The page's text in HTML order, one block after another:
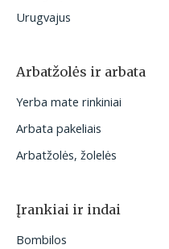
Urugvajus
Arbatžolės ir arbata
Yerba mate rinkiniai
Arbata pakeliais
Arbatžolės, žolelės
Įrankiai ir indai
Bombilos